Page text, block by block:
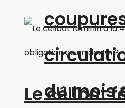
Le célibat
du mois